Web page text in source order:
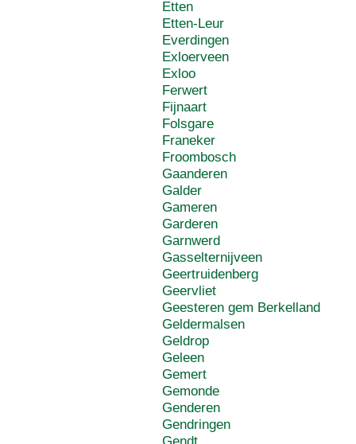
Etten
Etten-Leur
Everdingen
Exloerveen
Exloo
Ferwert
Fijnaart
Folsgare
Franeker
Froombosch
Gaanderen
Galder
Gameren
Garderen
Garnwerd
Gasselternijveen
Geertruidenberg
Geervliet
Geesteren gem Berkelland
Geldermalsen
Geldrop
Geleen
Gemert
Gemonde
Genderen
Gendringen
Gendt